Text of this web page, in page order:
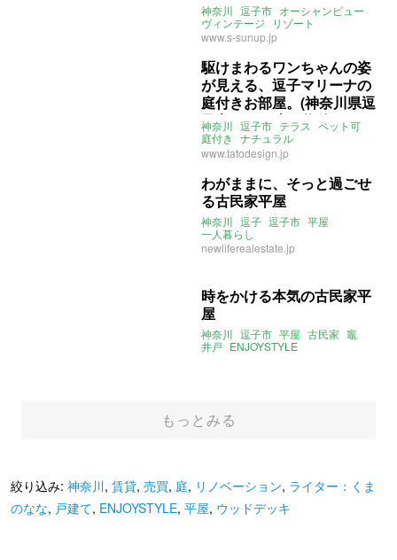
逗子市48㎡の賃貸物件)
神奈川 逗子市 オーシャンビュー
ヴィンテージ
リゾート
リノベーション
ライター：くまのなな
www.s-sunup.jp
駆けまわるワンちゃんの姿
が見える、逗子マリーナの
庭付きお部屋。(神奈川県逗
子市69㎡の売買物件)
神奈川 逗子市 テラス ペット可
庭付き ナチュラル
リノベーション 庭
逗子 鎌倉
www.tatodesign.jp
わがままに、そっと過ごせ
る古民家平屋
神奈川 逗子 逗子市 平屋
一人暮らし
新しい暮らし発見不動産
newliferealestate.jp
時をかける本気の古民家平
屋
神奈川 逗子市 平屋 古民家 竈
井戸 ENJOYSTYLE
もっとみる
絞り込み: 神奈川, 賃貸, 売買, 庭, リノベーション, ライター：くま
のなな, 戸建て, ENJOYSTYLE, 平屋, ウッドデッキ